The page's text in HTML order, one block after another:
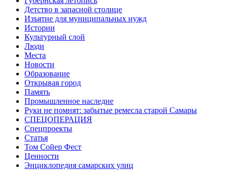
Детство в запасной столице
Изъятие для муниципальных нужд
Истории
Культурный слой
Люди
Места
Новости
Образование
Открывая город
Память
Промышленное наследие
Руки не помнят: забытые ремесла старой Самары
СПЕЦОПЕРАЦИЯ
Спецпроекты
Статья
Том Сойер Фест
Ценности
Энциклопедия самарских улиц